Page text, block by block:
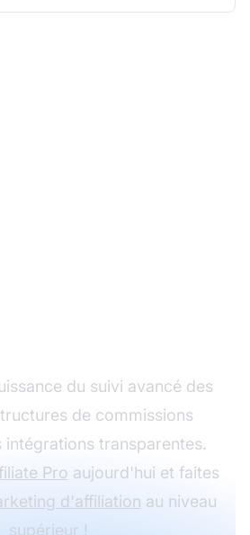
du suivi avancé des
de commissions
intégrations transparentes.
Pro aujourd'hui et faites
d'affiliation au niveau
supérieur !